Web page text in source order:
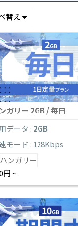
替え
ガリー 2GB / 毎日
データ : 2GB
モード : 128Kbps
円 ~